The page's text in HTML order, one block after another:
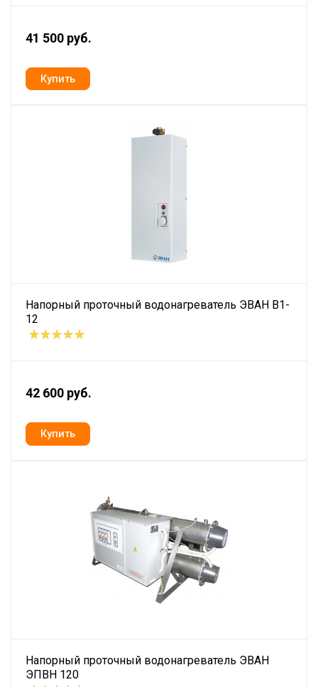
41 500 руб.
Напорный проточный водонагреватель ЭВАН В1-
12
42 600 руб.
Напорный проточный водонагреватель ЭВАН
ЭПВН 120